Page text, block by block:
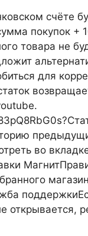
счёте
покупок +
товара не
для
во
открывается,